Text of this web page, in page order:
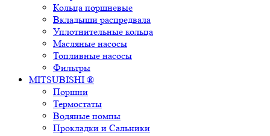
Кольца поршневые
Вкладыши распредвала
Уплотнительные кольца
Масляные насосы
Топливные насосы
Фильтры
MITSUBISHI ®
Поршни
Термостаты
Водяные помпы
Прокладки и Сальники